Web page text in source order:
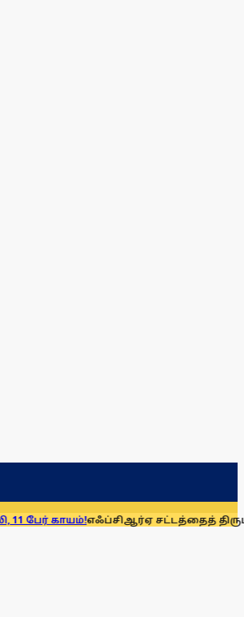
எஃப்சிஆர்ஏ சட்டத்தைத் திரும்பப் பெறுக: